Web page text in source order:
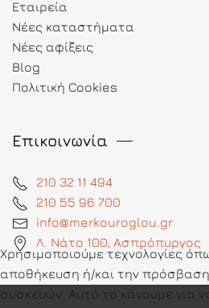
Εταιρεία
Νέες καταστήματα
Νέες αφίξεις
Blog
Πολιτική Cookies
Επικοινωνία
210 32 11 494
210 55 96 700
info@merkouroglou.gr
Λ. Νάτο 100, Ασπρόπυργος
Χρησιμοποιούμε τεχνολογίες
αποθήκευση ή/και την
συσκευών. Αυτό το κάνουμε για